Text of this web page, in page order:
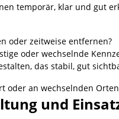
temporär, klar und gut
oder zeitweise entfernen?
oder wechselnde
das stabil, gut
oder an wechselnden
und